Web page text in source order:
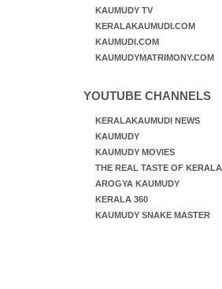
KAUMUDY TV
KERALAKAUMUDI.COM
KAUMUDI.COM
KAUMUDYMATRIMONY.COM
YOUTUBE CHANNELS
KERALAKAUMUDI NEWS
KAUMUDY
KAUMUDY MOVIES
THE REAL TASTE OF KERALA
AROGYA KAUMUDY
KERALA 360
KAUMUDY SNAKE MASTER